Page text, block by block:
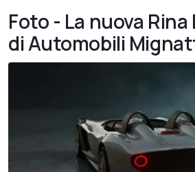
Foto - La nuova
di Automobili